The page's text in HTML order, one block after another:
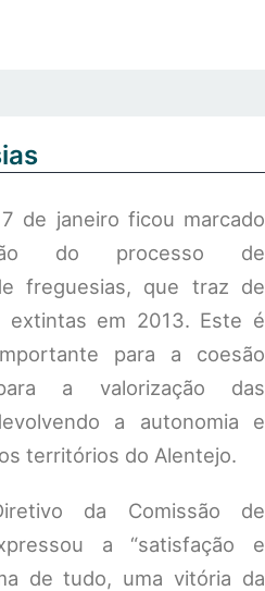
de janeiro ficou marcado
do processo de
freguesias, que traz de
extintas em 2013. Este é
para a coesão
a valorização das
a autonomia e
territórios do Alentejo.
da Comissão de
a “satisfação e
de tudo, uma vitória da